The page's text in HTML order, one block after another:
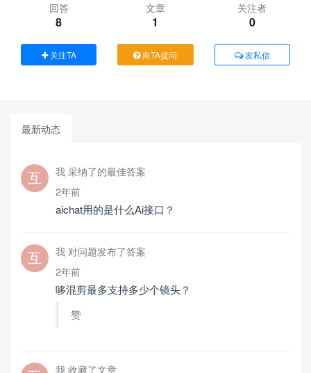
回答
8
文章
1
关注者
0
关注TA 向TA提问 发私信
最新动态
我 采纳了的最佳答案
2年前
aichat用的是什么Ai接口？
我 对问题发布了答案
2年前
哆混剪最多支持多少个镜头？
赞
我 收藏了文章